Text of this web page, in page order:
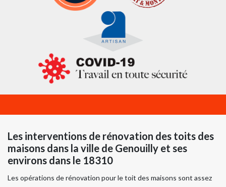
Les interventions de rénovation des toits des
maisons dans la ville de Genouilly et ses
environs dans le 18310
Les opérations de rénovation pour le toit des maisons sont assez